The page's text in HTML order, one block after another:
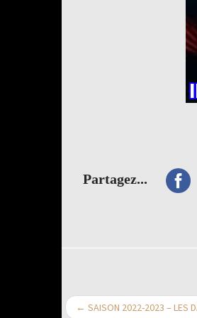
Partagez...
← SAISON 2022-2023 – LES